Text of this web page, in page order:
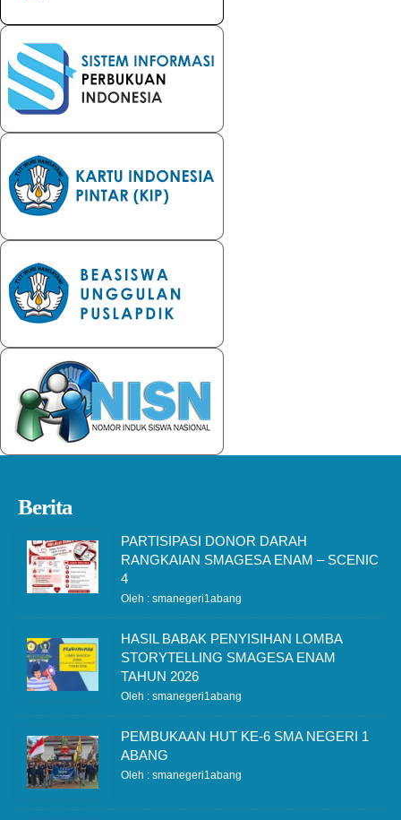
Berita
PARTISIPASI DONOR DARAH
RANGKAIAN SMAGESA ENAM – SCENIC
4
Oleh : smanegeri1abang
HASIL BABAK PENYISIHAN LOMBA
STORYTELLING SMAGESA ENAM
TAHUN 2026
Oleh : smanegeri1abang
PEMBUKAAN HUT KE-6 SMA NEGERI 1
ABANG
Oleh : smanegeri1abang